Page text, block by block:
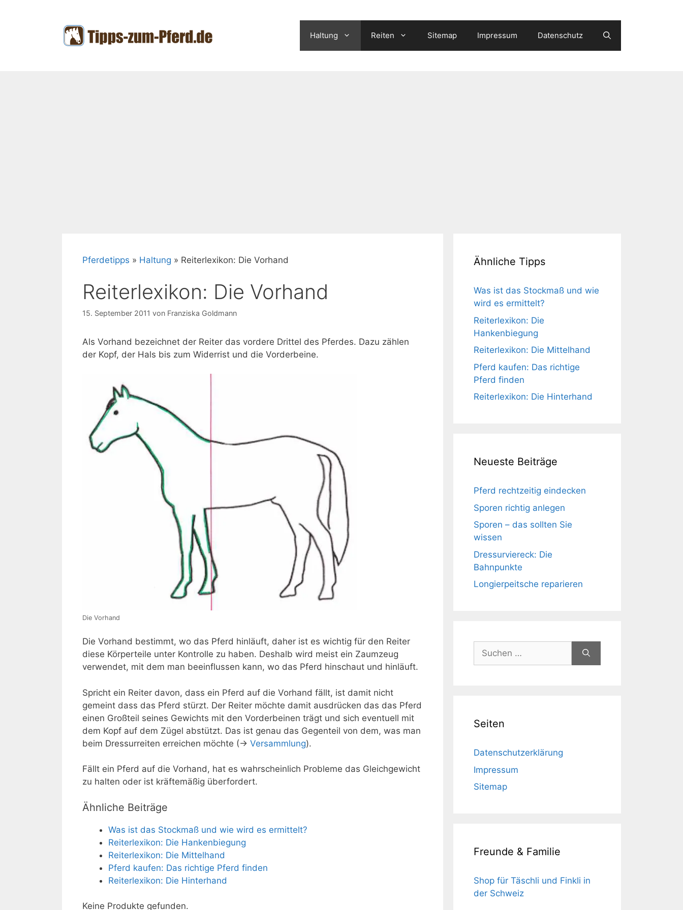
Haltung Reiten Sitemap Impressum Datenschutz
Pferdetipps » Haltung » Reiterlexikon: Die Vorhand
Reiterlexikon: Die Vorhand
15. September 2011 von Franziska Goldmann
Als Vorhand bezeichnet der Reiter das vordere Drittel des Pferdes. Dazu zählen
der Kopf, der Hals bis zum Widerrist und die Vorderbeine.
Die Vorhand
Die Vorhand bestimmt, wo das Pferd hinläuft, daher ist es wichtig für den Reiter
diese Körperteile unter Kontrolle zu haben. Deshalb wird meist ein Zaumzeug
verwendet, mit dem man beeinflussen kann, wo das Pferd hinschaut und hinläuft.
Spricht ein Reiter davon, dass ein Pferd auf die Vorhand fällt, ist damit nicht
gemeint dass das Pferd stürzt. Der Reiter möchte damit ausdrücken das das Pferd
einen Großteil seines Gewichts mit den Vorderbeinen trägt und sich eventuell mit
dem Kopf auf dem Zügel abstützt. Das ist genau das Gegenteil von dem, was man
beim Dressurreiten erreichen möchte (-> Versammlung).
Fällt ein Pferd auf die Vorhand, hat es wahrscheinlich Probleme das Gleichgewicht
zu halten oder ist kräftemäßig überfordert.
Ähnliche Beiträge
Was ist das Stockmaß und wie wird es ermittelt?
Reiterlexikon: Die Hankenbiegung
Reiterlexikon: Die Mittelhand
Pferd kaufen: Das richtige Pferd finden
Reiterlexikon: Die Hinterhand
Keine Produkte gefunden.
Ähnliche Tipps
Was ist das Stockmaß und wie
wird es ermittelt?
Reiterlexikon: Die
Hankenbiegung
Reiterlexikon: Die Mittelhand
Pferd kaufen: Das richtige
Pferd finden
Reiterlexikon: Die Hinterhand
Neueste Beiträge
Pferd rechtzeitig eindecken
Sporen richtig anlegen
Sporen – das sollten Sie
wissen
Dressurviereck: Die
Bahnpunkte
Longierpeitsche reparieren
Suchen
nach:
Seiten
Datenschutzerklärung
Impressum
Sitemap
Freunde & Familie
Shop für Täschli und Finkli in
der Schweiz